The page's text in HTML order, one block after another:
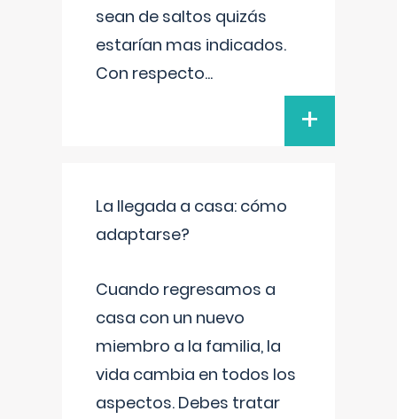
sean de saltos quizás
estarían mas indicados.
Con respecto...
+
La llegada a casa: cómo
adaptarse?
Cuando regresamos a
casa con un nuevo
miembro a la familia, la
vida cambia en todos los
aspectos. Debes tratar